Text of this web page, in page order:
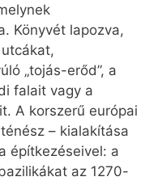
Könyvét lapozva,
„tojás-erőd”, a
falait vagy a
A korszerű európai
– kialakítása
építkezéseivel: a
az 1270-